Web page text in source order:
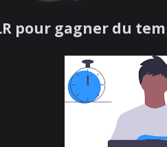
pour gagner du